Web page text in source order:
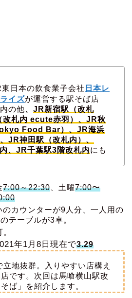
日本の飲食業子会社 日本レ
イズが運営する駅そば店
の他、 JR新宿駅（改札
改札内 ecute赤羽）、JR秋
Food Bar）、JR海浜
JR神田駅（改札内）、
、JR千葉駅3階改札内にも
7:00～22:30 、土曜7:00〜
のカウンターが9人分、一人用の
テーブルが3卓。
年1月8日現在で3.29
地抜群。入りやすい店構え
です。次回は馬喰横山駅改
ば」を紹介します。